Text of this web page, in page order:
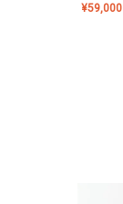
¥59,000